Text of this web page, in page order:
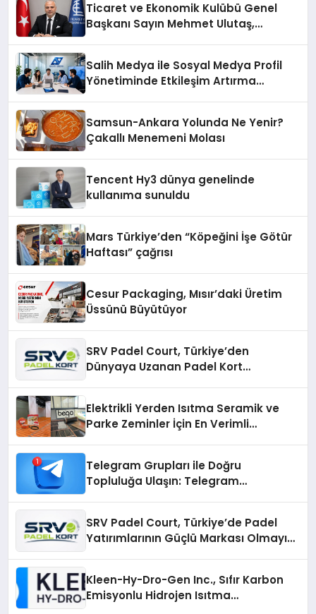
Ticaret ve Ekonomik Kulübü Genel
Başkanı Sayın Mehmet Ulutaş,
Salih Medya ile Sosyal Medya Profil
Yönetiminde Etkileşim Artırma
Samsun-Ankara Yolunda Ne Yenir?
Çakallı Menemeni Molası
Tencent Hy3 dünya genelinde
kullanıma sunuldu
Mars Türkiye’den “Köpeğini İşe Götür
Haftası” çağrısı
Cesur Packaging, Mısır’daki Üretim
Üssünü Büyütüyor
SRV Padel Court, Türkiye’den
Dünyaya Uzanan Padel Kort
Elektrikli Yerden Isıtma Seramik ve
Parke Zeminler İçin En Verimli
Telegram Grupları ile Doğru
Topluluğa Ulaşın: Telegram
SRV Padel Court, Türkiye’de Padel
Yatırımlarının Güçlü Markası Olmayı
Kleen-Hy-Dro-Gen Inc., Sıfır Karbon
Emisyonlu Hidrojen Isıtma